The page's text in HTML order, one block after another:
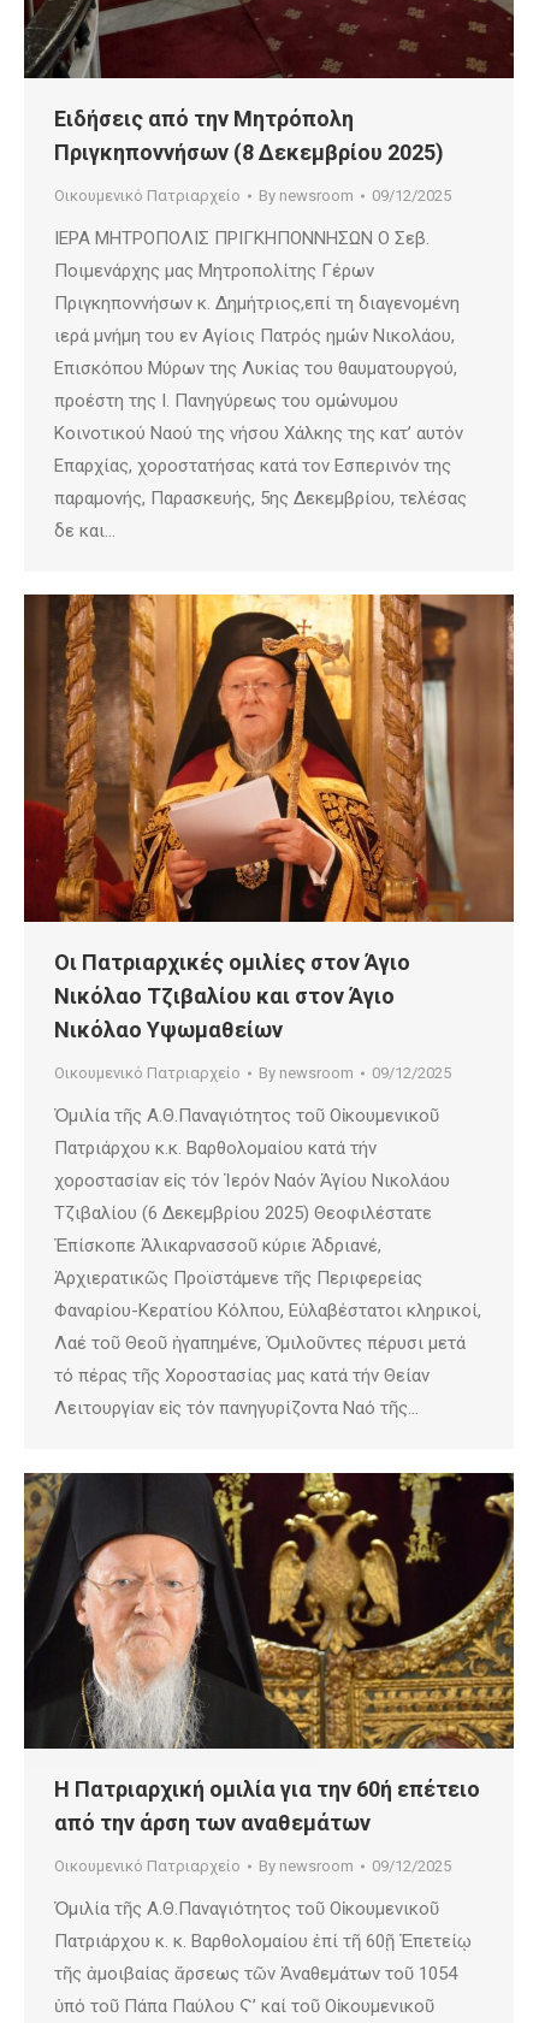
Ειδήσεις από την Μητρόπολη
Πριγκηποννήσων (8 Δεκεμβρίου 2025)
Οικουμενικό Πατριαρχείο By newsroom 09/12/2025
ΙΕΡΑ ΜΗΤΡΟΠΟΛΙΣ ΠΡΙΓΚΗΠΟΝΝΗΣΩΝ Ο Σεβ.
Ποιμενάρχης μας Μητροπολίτης Γέρων
Πριγκηποννήσων κ. Δημήτριος,επί τη διαγενομένη
ιερά μνήμη του εν Αγίοις Πατρός ημών Νικολάου,
Επισκόπου Μύρων της Λυκίας του θαυματουργού,
προέστη της Ι. Πανηγύρεως του ομώνυμου
Κοινοτικού Ναού της νήσου Χάλκης της κατ’ αυτόν
Επαρχίας, χοροστατήσας κατά τον Εσπερινόν της
παραμονής, Παρασκευής, 5ης Δεκεμβρίου, τελέσας
δε και…
Οι Πατριαρχικές ομιλίες στον Άγιο
Νικόλαο Τζιβαλίου και στον Άγιο
Νικόλαο Υψωμαθείων
Οικουμενικό Πατριαρχείο By newsroom 09/12/2025
Ὁμιλία τῆς Α.Θ.Παναγιότητος τοῦ Οἰκουμενικοῦ
Πατριάρχου κ.κ. Βαρθολομαίου κατά τήν
χοροστασίαν εἰς τόν Ἱερόν Ναόν Ἁγίου Νικολάου
Τζιβαλίου (6 Δεκεμβρίου 2025) Θεοφιλέστατε
Ἐπίσκοπε Ἁλικαρνασσοῦ κύριε Ἀδριανέ,
Ἀρχιερατικῶς Προϊστάμενε τῆς Περιφερείας
Φαναρίου-Κερατίου Κόλπου, Εὐλαβέστατοι κληρικοί,
Λαέ τοῦ Θεοῦ ἠγαπημένε, Ὁμιλοῦντες πέρυσι μετά
τό πέρας τῆς Χοροστασίας μας κατά τήν Θείαν
Λειτουργίαν εἰς τόν πανηγυρίζοντα Ναό τῆς…
Η Πατριαρχική ομιλία για την 60ή επέτειο
από την άρση των αναθεμάτων
Οικουμενικό Πατριαρχείο By newsroom 09/12/2025
Ὁμιλία τῆς Α.Θ.Παναγιότητος τοῦ Οἰκουμενικοῦ
Πατριάρχου κ. κ. Βαρθολομαίου ἐπί τῆ 60ῇ Ἐπετείῳ
τῆς ἀμοιβαίας ἄρσεως τῶν Ἀναθεμάτων τοῦ 1054
ὑπό τοῦ Πάπα Παύλου Ϛ’ καί τοῦ Οἰκουμενικοῦ